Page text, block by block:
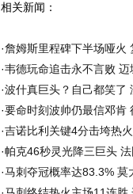
相关新闻：
·詹姆斯里程碑下半场哑火
·韦德玩命追击永不言败
·波什真巨头？自己都笑了
·要命时刻波帅仍最信邓肯
·吉诺比利关键4分击垮热
·帕克46秒灵光降三巨头
·马刺夺冠概率达83.3% 莫